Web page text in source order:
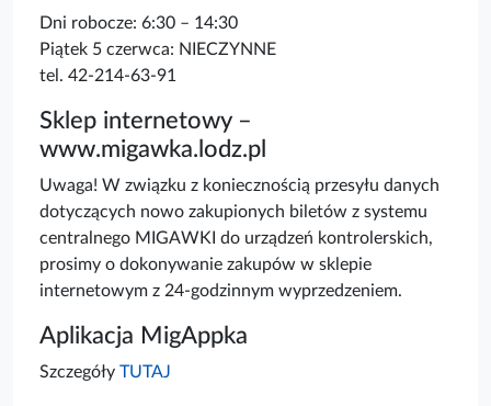
Dni robocze: 6:30 – 14:30
Piątek 5 czerwca: NIECZYNNE
tel. 42-214-63-91
Sklep internetowy –
www.migawka.lodz.pl
Uwaga! W związku z koniecznością przesyłu danych
dotyczących nowo zakupionych biletów z systemu
centralnego MIGAWKI do urządzeń kontrolerskich,
prosimy o dokonywanie zakupów w sklepie
internetowym z 24-godzinnym wyprzedzeniem.
Aplikacja MigAppka
Szczegóły TUTAJ